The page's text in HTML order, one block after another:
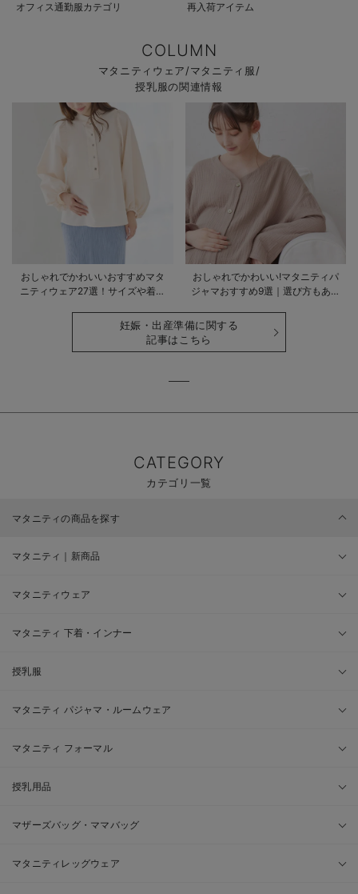
オフィス通勤服カテゴリ 再入荷アイテム
COLUMN
マタニティウェア/マタニティ服/
授乳服の関連情報
おしゃれでかわいいおすすめマタ
ニティウェア27選！サイズや着る
おしゃれでかわいい!マタニティパ
ジャマおすすめ9選｜選び方もあわ
妊娠・出産準備に関する
記事はこちら
CATEGORY
カテゴリ一覧
マタニティの商品を探す
マタニティ｜新商品
マタニティウェア
マタニティ 下着・インナー
授乳服
マタニティ パジャマ・ルームウェア
マタニティ フォーマル
授乳用品
マザーズバッグ・ママバッグ
マタニティレッグウェア